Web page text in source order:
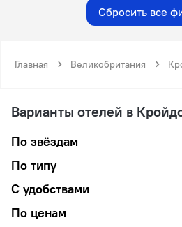
Сбросить все
Главная Великобритания
Варианты отелей в
По звёздам
По типу
С удобствами
По ценам